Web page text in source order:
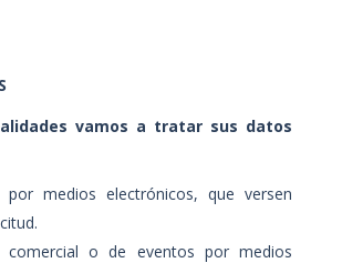
vamos a tratar sus datos
por medios electrónicos, que versen
comercial o de eventos por medios